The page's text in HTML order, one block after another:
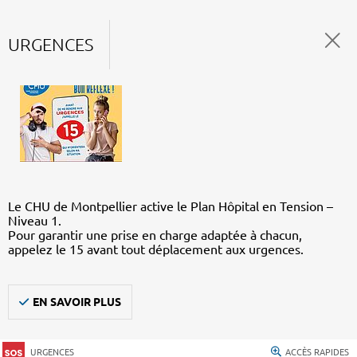
URGENCES
Le CHU de Montpellier active le Plan Hôpital en Tension –
Niveau 1.
Pour garantir une prise en charge adaptée à chacun,
appelez le 15 avant tout déplacement aux urgences.
EN SAVOIR PLUS
URGENCES ACCÈS RAPIDES